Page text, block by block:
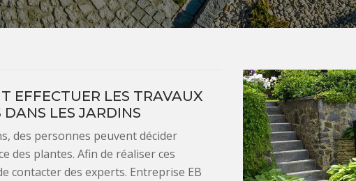
EFFECTUER LES TRAVAUX
LES JARDINS
des personnes peuvent décider
des plantes. Afin de réaliser ces
contacter des experts. Entreprise EB